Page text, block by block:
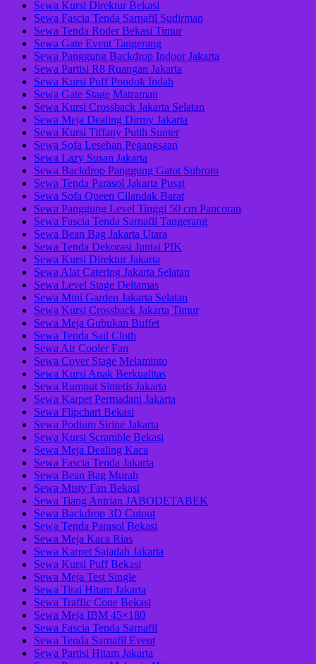
Sewa Kursi Direktur Bekasi
Sewa Fascia Tenda Sarnafil Sudirman
Sewa Tenda Roder Bekasi Timur
Sewa Gate Event Tangerang
Sewa Panggung Backdrop Indoor Jakarta
Sewa Partisi R8 Ruangan Jakarta
Sewa Kursi Puff Pondok Indah
Sewa Gate Stage Matraman
Sewa Kursi Crossback Jakarta Selatan
Sewa Meja Dealing Dirmy Jakarta
Sewa Kursi Tiffany Putih Sunter
Sewa Sofa Lesehan Pegangsaan
Sewa Lazy Susan Jakarta
Sewa Backdrop Panggung Gatot Subroto
Sewa Tenda Parasol Jakarta Pusat
Sewa Sofa Queen Cilandak Barat
Sewa Panggung Level Tinggi 50 cm Pancoran
Sewa Fascia Tenda Sarnafil Tangerang
Sewa Bean Bag Jakarta Utara
Sewa Tenda Dekorasi Juntai PIK
Sewa Kursi Direktur Jakarta
Sewa Alat Catering Jakarta Selatan
Sewa Level Stage Deltamas
Sewa Mini Garden Jakarta Selatan
Sewa Kursi Crossback Jakarta Timur
Sewa Meja Gubukan Buffet
Sewa Tenda Sail Cloth
Sewa Air Cooler Fan
Sewa Cover Stage Melaminto
Sewa Kursi Anak Berkualitas
Sewa Rumput Sintetis Jakarta
Sewa Karpet Permadani Jakarta
Sewa Flipchart Bekasi
Sewa Podium Sirine Jakarta
Sewa Kursi Scramble Bekasi
Sewa Meja Dealing Kaca
Sewa Fascia Tenda Jakarta
Sewa Bean Bag Murah
Sewa Misty Fan Bekasi
Sewa Tiang Antrian JABODETABEK
Sewa Backdrop 3D Cutout
Sewa Tenda Parasol Bekasi
Sewa Meja Kaca Rias
Sewa Karpet Sajadah Jakarta
Sewa Kursi Puff Bekasi
Sewa Meja Test Single
Sewa Tirai Hitam Jakarta
Sewa Traffic Cone Bekasi
Sewa Meja IBM 45×180
Sewa Fascia Tenda Sarnafil
Sewa Tenda Sarnafil Event
Sewa Partisi Hitam Jakarta